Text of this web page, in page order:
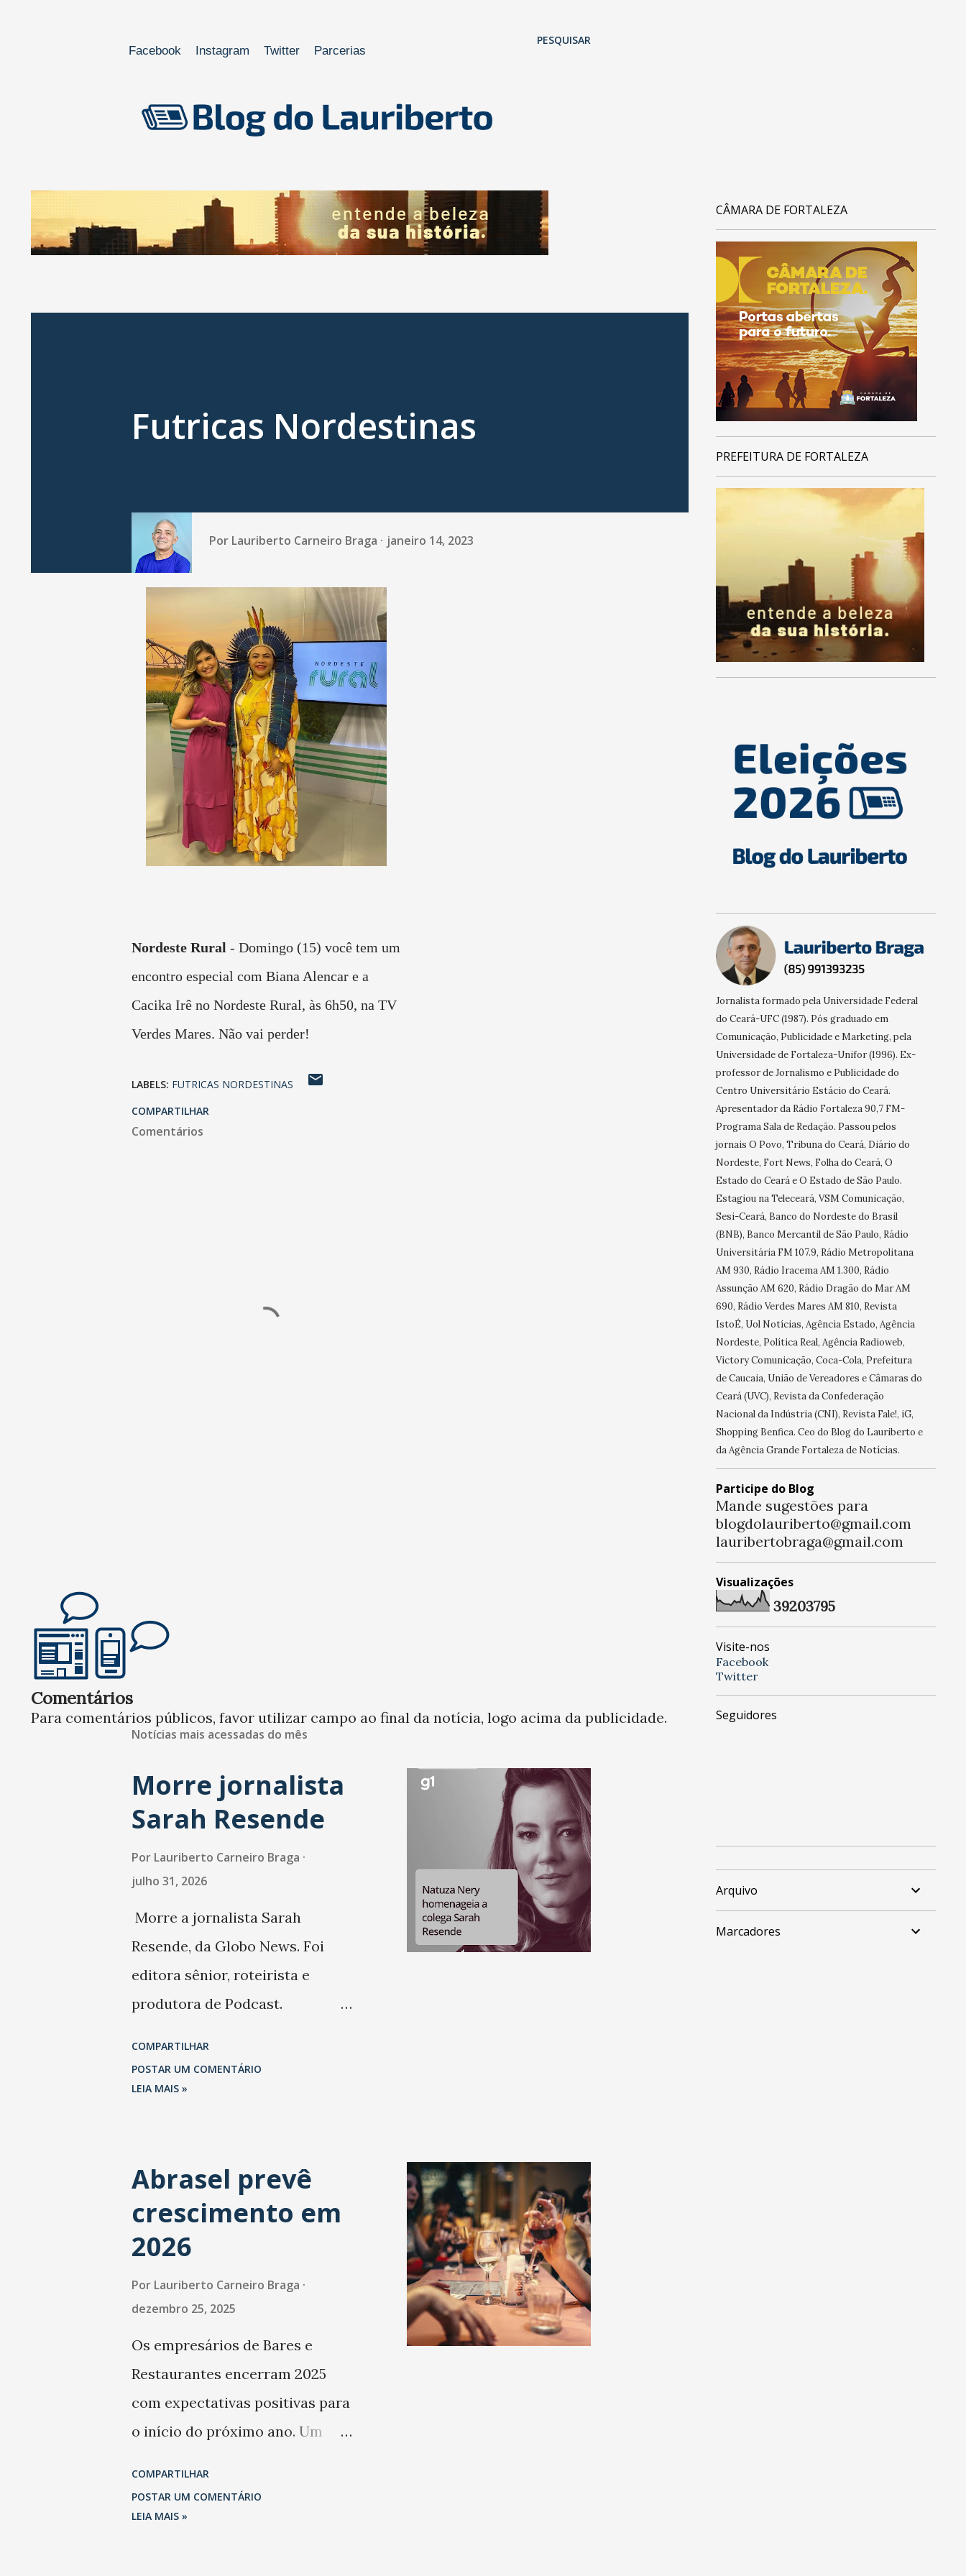
Facebook Instagram Twitter Parcerias
PESQUISAR
Futricas Nordestinas
Por Lauriberto Carneiro Braga janeiro 14, 2023
Nordeste Rural - Domingo (15) você tem um
encontro especial com Biana Alencar e a
Cacika Irê no Nordeste Rural, às 6h50, na TV
Verdes Mares. Não vai perder!
LABELS: FUTRICAS NORDESTINAS
COMPARTILHAR
Comentários
Comentários
Para comentários públicos, favor utilizar campo ao final da notícia, logo acima da publicidade.
Notícias mais acessadas do mês
Morre jornalista
Sarah Resende
Por Lauriberto Carneiro Braga
julho 31, 2026
Morre a jornalista Sarah
Resende, da Globo News. Foi
editora sênior, roteirista e
produtora de Podcast.
São Paulo.
COMPARTILHAR
POSTAR UM COMENTÁRIO
LEIA MAIS »
Abrasel prevê
crescimento em
2026
Por Lauriberto Carneiro Braga
dezembro 25, 2025
Os empresários de Bares e
Restaurantes encerram 2025
com expectativas positivas para
o início do próximo ano. Um
que 69% dos estabelecimentos
esperam faturar mais no 1º
COMPARTILHAR
POSTAR UM COMENTÁRIO
LEIA MAIS »
CÂMARA DE FORTALEZA
PREFEITURA DE FORTALEZA
Jornalista formado pela Universidade Federal
do Ceará-UFC (1987). Pós graduado em
Comunicação, Publicidade e Marketing, pela
Universidade de Fortaleza-Unifor (1996). Ex-
professor de Jornalismo e Publicidade do
Centro Universitário Estácio do Ceará.
Apresentador da Rádio Fortaleza 90,7 FM-
Programa Sala de Redação. Passou pelos
jornais O Povo, Tribuna do Ceará, Diário do
Nordeste, Fort News, Folha do Ceará, O
Estado do Ceará e O Estado de São Paulo.
Estagiou na Teleceará, VSM Comunicação,
Sesi-Ceará, Banco do Nordeste do Brasil
(BNB), Banco Mercantil de São Paulo, Rádio
Universitária FM 107.9, Rádio Metropolitana
AM 930, Rádio Iracema AM 1.300, Rádio
Assunção AM 620, Rádio Dragão do Mar AM
690, Rádio Verdes Mares AM 810, Revista
IstoÉ, Uol Notícias, Agência Estado, Agência
Nordeste, Política Real, Agência Radioweb,
Victory Comunicação, Coca-Cola, Prefeitura
de Caucaia, União de Vereadores e Câmaras do
Ceará (UVC), Revista da Confederação
Nacional da Indústria (CNI), Revista Fale!, iG,
Shopping Benfica. Ceo do Blog do Lauriberto e
da Agência Grande Fortaleza de Notícias.
Participe do Blog
Mande sugestões para
blogdolauriberto@gmail.com
lauribertobraga@gmail.com
Visualizações
39203795
Visite-nos
Facebook
Twitter
Seguidores
Arquivo
Marcadores